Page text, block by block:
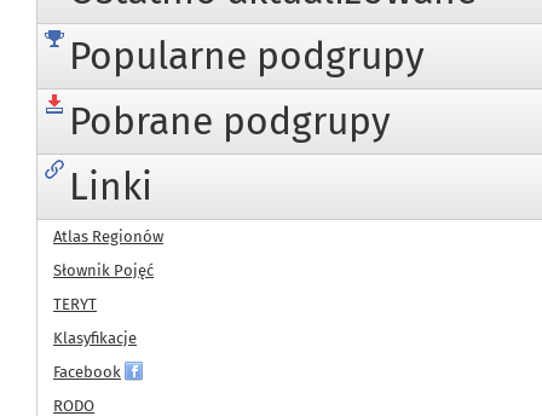
Popularne podgrupy
Pobrane podgrupy
Linki
Atlas Regionów
Słownik Pojęć
TERYT
Klasyfikacje
Facebook
RODO